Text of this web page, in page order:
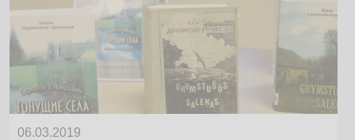
06.03.2019